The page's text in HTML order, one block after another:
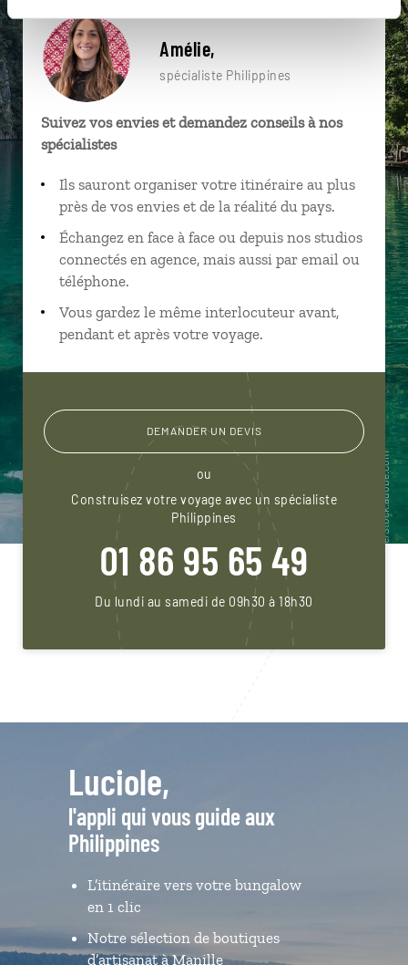
Amélie,
spécialiste Philippines
Suivez vos envies et demandez conseils à nos
spécialistes
Ils sauront organiser votre itinéraire au plus
près de vos envies et de la réalité du pays.
Échangez en face à face ou depuis nos studios
connectés en agence, mais aussi par email ou
téléphone.
Vous gardez le même interlocuteur avant,
pendant et après votre voyage.
DEMANDER UN DEVIS
ou
Construisez votre voyage avec un spécialiste
Philippines
01 86 95 65 49
Du lundi au samedi de 09h30 à 18h30
Luciole,
l'appli qui vous guide aux
Philippines
L’itinéraire vers votre bungalow
en 1 clic
Notre sélection de boutiques
d’artisanat à Manille